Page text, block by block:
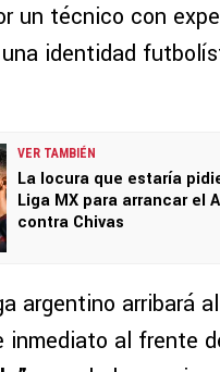
un técnico con
identidad
VER TAMBIÉN
La locura que estaría
Liga MX para arrancar el
contra Chivas
argentino arribará
inmediato al frente